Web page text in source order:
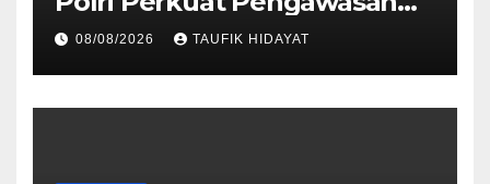
untuk Dorong Penegakan
Hukum yang Profesional
08/08/2026 TAUFIK HIDAYAT